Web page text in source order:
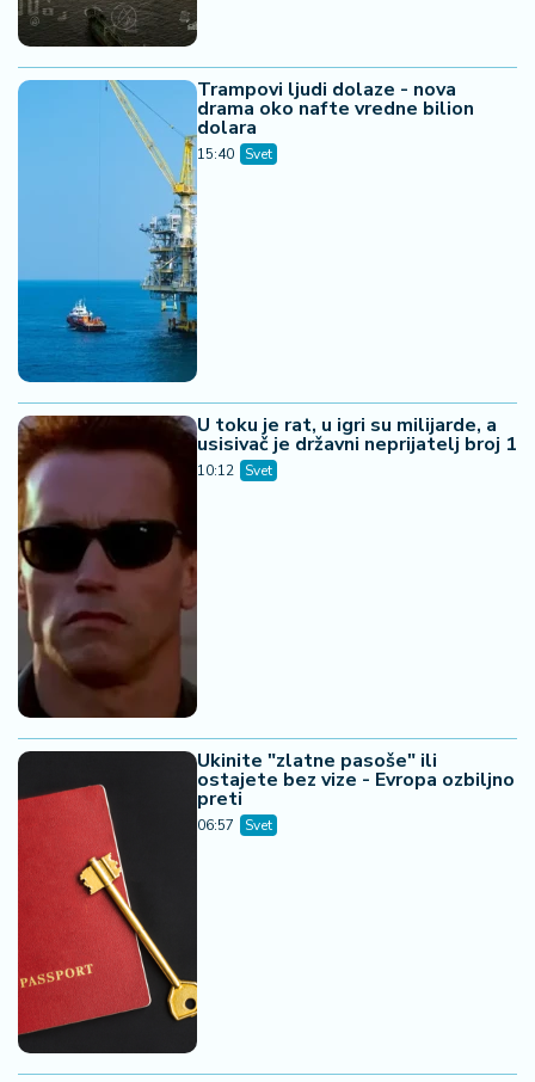
Trampovi ljudi dolaze - nova
drama oko nafte vredne bilion
dolara
15:40 Svet
U toku je rat, u igri su milijarde, a
usisivač je državni neprijatelj broj 1
10:12 Svet
Ukinite "zlatne pasoše" ili
ostajete bez vize - Evropa ozbiljno
preti
06:57 Svet